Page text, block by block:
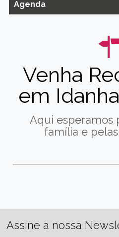
Agenda
Venha
em
Aqui esperamos
família e
Assine a nossa